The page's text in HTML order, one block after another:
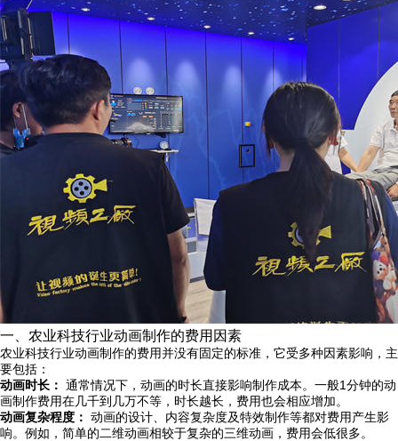
一、农业科技行业动画制作的费用因素
农业科技行业动画制作的费用并没有固定的标准，它受多种因素影响，主
要包括：
动画时长： 通常情况下，动画的时长直接影响制作成本。一般1分钟的动
画制作费用在几千到几万不等，时长越长，费用也会相应增加。
动画复杂程度： 动画的设计、内容复杂度及特效制作等都对费用产生影
响。例如，简单的二维动画相较于复杂的三维动画，费用会低很多。